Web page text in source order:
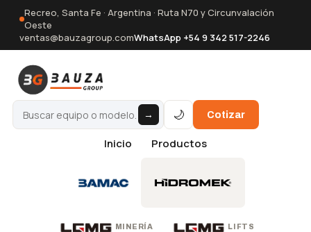
Recreo, Santa Fe · Argentina · Ruta N70 y Circunvalación
Oeste
ventas@bauzagroup.comWhatsApp +54 9 342 517-2246
Inicio Productos
MINERÍA LIFTS
→ 🌙 Cotizar